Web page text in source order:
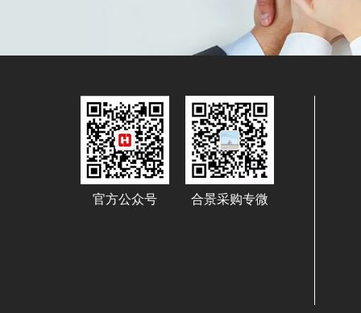
官方公众号 合景采购专微